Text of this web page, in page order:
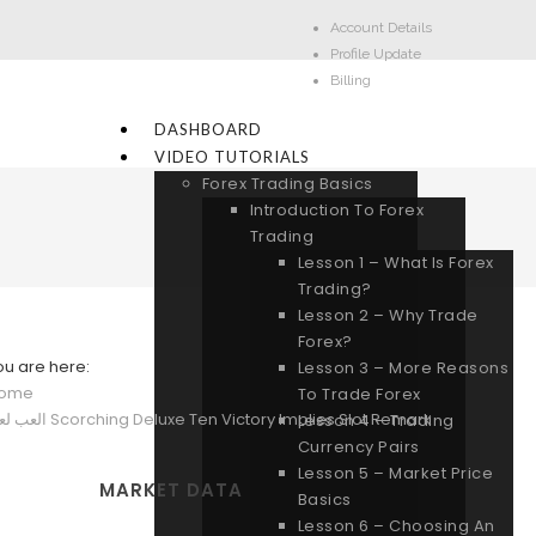
Account Details
Profile Update
Billing
DASHBOARD
VIDEO TUTORIALS
Forex Trading Basics
Introduction To Forex
Trading
Lesson 1 – What Is Forex
Trading?
Lesson 2 – Why Trade
Forex?
Lesson 3 – More Reasons
To Trade Forex
Lesson 4 – Trading
Currency Pairs
Lesson 5 – Market Price
Basics
Lesson 6 – Choosing An
are here:
العب لعبة Scorching Deluxe Ten Victory Implies Slot Remark
MARKET DATA